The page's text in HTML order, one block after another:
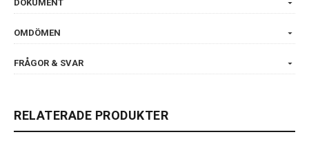
DOKUMENT
OMDÖMEN
FRÅGOR & SVAR
RELATERADE PRODUKTER